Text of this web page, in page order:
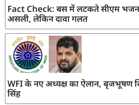
Fact Check: बस में लटकते सीएम
असली, लेकिन दावा गलत
WFI के नए अध्यक्ष का ऐलान, बृजभूषण
सिंह